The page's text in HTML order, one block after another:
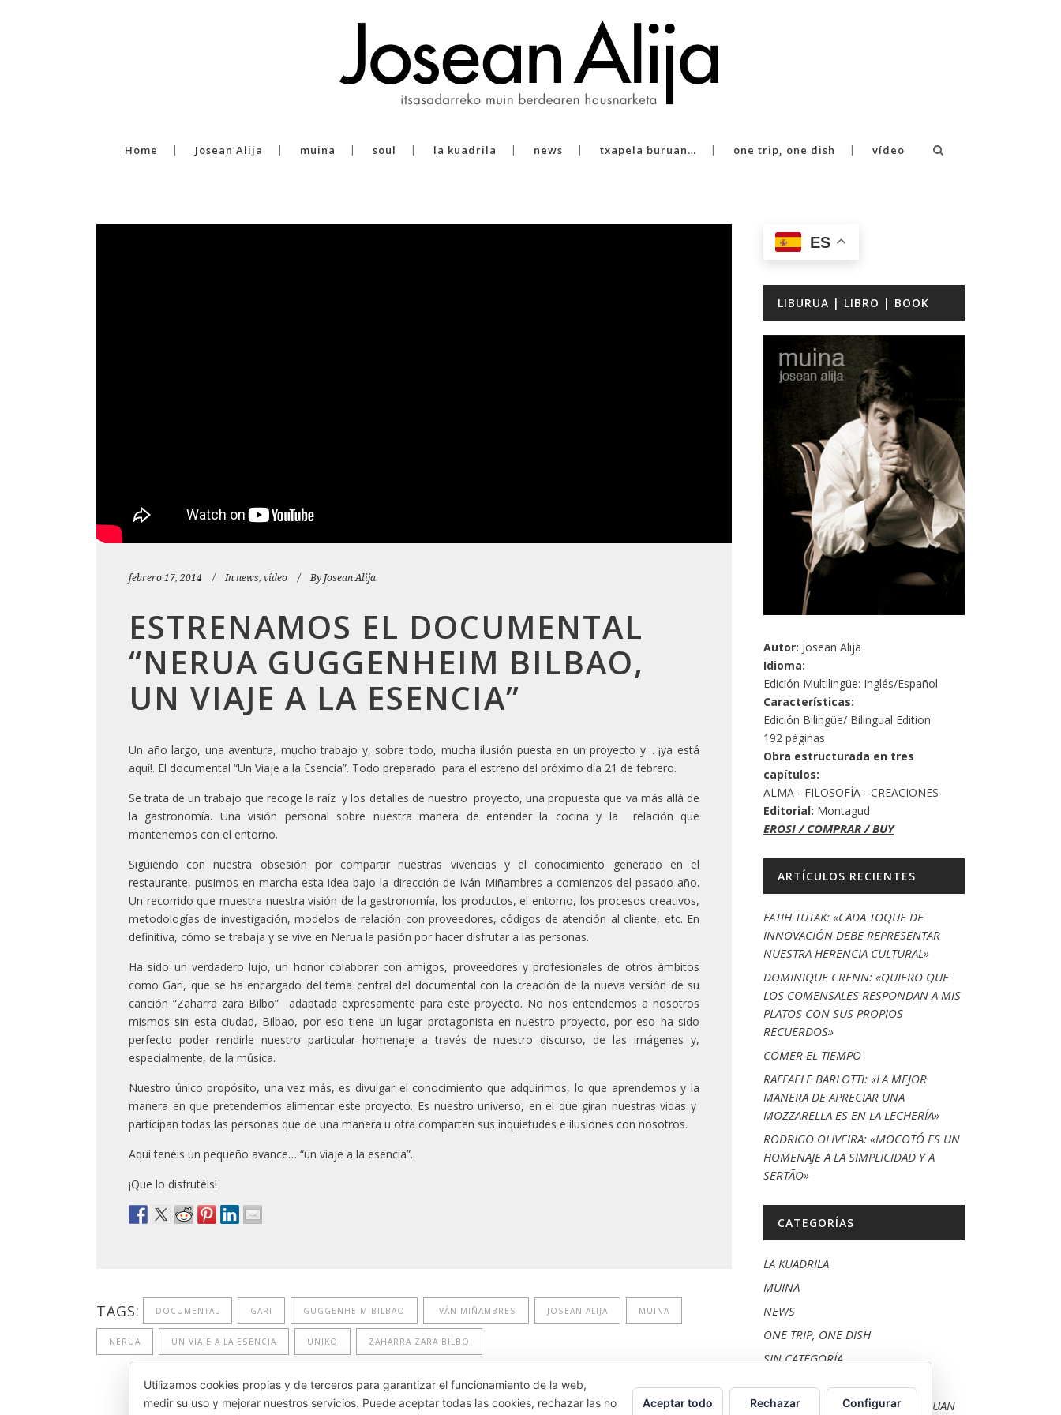
Home Josean Alija muina soul la kuadrila news txapela buruan… one trip, one dish vídeo
febrero 17, 2014 Innews, vídeo By Josean Alija
ESTRENAMOS EL DOCUMENTAL
“NERUA GUGGENHEIM BILBAO,
UN VIAJE A LA ESENCIA”
Un año largo, una aventura, mucho trabajo y, sobre todo, mucha ilusión puesta en un proyecto y… ¡ya está
aquí!. El documental “Un Viaje a la Esencia”. Todo preparado para el estreno del próximo día 21 de febrero.
Se trata de un trabajo que recoge la raíz y los detalles de nuestro proyecto, una propuesta que va más allá de
la gastronomía. Una visión personal sobre nuestra manera de entender la cocina y la relación que
mantenemos con el entorno.
Siguiendo con nuestra obsesión por compartir nuestras vivencias y el conocimiento generado en el
restaurante, pusimos en marcha esta idea bajo la dirección de Iván Miñambres a comienzos del pasado año.
Un recorrido que muestra nuestra visión de la gastronomía, los productos, el entorno, los procesos creativos,
metodologías de investigación, modelos de relación con proveedores, códigos de atención al cliente, etc. En
definitiva, cómo se trabaja y se vive en Nerua la pasión por hacer disfrutar a las personas.
Ha sido un verdadero lujo, un honor colaborar con amigos, proveedores y profesionales de otros ámbitos
como Gari, que se ha encargado del tema central del documental con la creación de la nueva versión de su
canción “Zaharra zara Bilbo” adaptada expresamente para este proyecto. No nos entendemos a nosotros
mismos sin esta ciudad, Bilbao, por eso tiene un lugar protagonista en nuestro proyecto, por eso ha sido
perfecto poder rendirle nuestro particular homenaje a través de nuestro discurso, de las imágenes y,
especialmente, de la música.
Nuestro único propósito, una vez más, es divulgar el conocimiento que adquirimos, lo que aprendemos y la
manera en que pretendemos alimentar este proyecto. Es nuestro universo, en el que giran nuestras vidas y
participan todas las personas que de una manera u otra comparten sus inquietudes e ilusiones con nosotros.
Aquí tenéis un pequeño avance… “un viaje a la esencia”.
¡Que lo disfrutéis!
TAGS: DOCUMENTAL GARI GUGGENHEIM BILBAO IVÁN MIÑAMBRES JOSEAN ALIJA MUINA
NERUA UN VIAJE A LA ESENCIA UNIKO ZAHARRA ZARA BILBO
ES
LIBURUA | LIBRO | BOOK
Autor: Josean Alija
Idioma:
Edición Multilingüe: Inglés/Español
Características:
Edición Bilingüe/ Bilingual Edition
192 páginas
Obra estructurada en tres
capítulos:
ALMA - FILOSOFÍA - CREACIONES
Editorial: Montagud
EROSI / COMPRAR / BUY
ARTÍCULOS RECIENTES
FATIH TUTAK: «CADA TOQUE DE
INNOVACIÓN DEBE REPRESENTAR
NUESTRA HERENCIA CULTURAL»
DOMINIQUE CRENN: «QUIERO QUE
LOS COMENSALES RESPONDAN A MIS
PLATOS CON SUS PROPIOS
RECUERDOS»
COMER EL TIEMPO
RAFFAELE BARLOTTI: «LA MEJOR
MANERA DE APRECIAR UNA
MOZZARELLA ES EN LA LECHERÍA»
RODRIGO OLIVEIRA: «MOCOTÓ ES UN
HOMENAJE A LA SIMPLICIDAD Y A
SERTÃO»
CATEGORÍAS
LA KUADRILA
MUINA
NEWS
ONE TRIP, ONE DISH
SIN CATEGORÍA
TXAPELA BURUAN TA IBILI MUNDUAN
Utilizamos cookies propias y de terceros para garantizar el funcionamiento de la web,
medir su uso y mejorar nuestros servicios. Puede aceptar todas las cookies, rechazar las no
Aceptar todo Rechazar Configurar